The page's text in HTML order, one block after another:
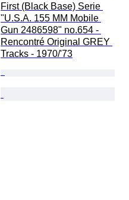
First (Black Base) Serie
"U.S.A. 155 MM Mobile
Gun 2486598" no.654 -
Rencontré Original GREY
Tracks - 1970/'73